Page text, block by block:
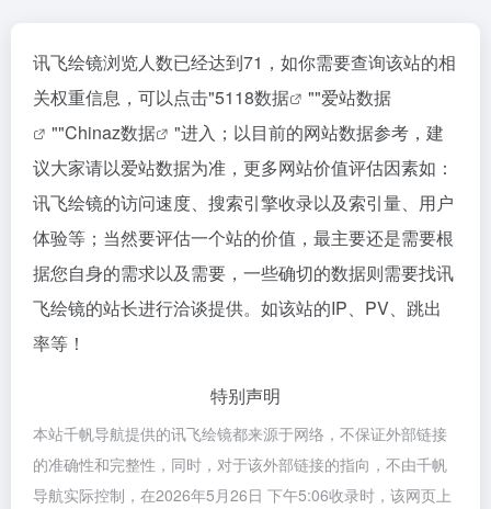
讯飞绘镜浏览人数已经达到71，如你需要查询该站的相
关权重信息，可以点击"5118数据 ""爱站数据
""Chinaz数据
"进入；以目前的网站数据参考，建
议大家请以爱站数据为准，更多网站价值评估因素如：
讯飞绘镜的访问速度、搜索引擎收录以及索引量、用户
体验等；当然要评估一个站的价值，最主要还是需要根
据您自身的需求以及需要，一些确切的数据则需要找讯
飞绘镜的站长进行洽谈提供。如该站的IP、PV、跳出
率等！
特别声明
本站千帆导航提供的讯飞绘镜都来源于网络，不保证外部链接
的准确性和完整性，同时，对于该外部链接的指向，不由千帆
导航实际控制，在2026年5月26日 下午5:06收录时，该网页上